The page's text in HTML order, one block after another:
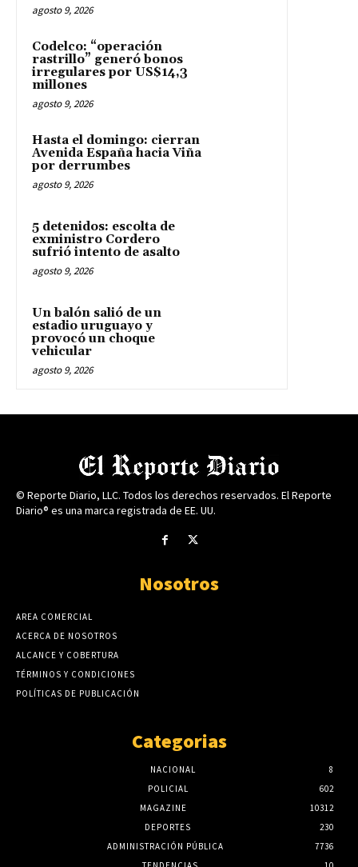
agosto 9, 2026
Codelco: “operación
rastrillo” generó bonos
irregulares por US$14,3
millones
agosto 9, 2026
Hasta el domingo: cierran
Avenida España hacia Viña
por derrumbes
agosto 9, 2026
5 detenidos: escolta de
exministro Cordero
sufrió intento de asalto
agosto 9, 2026
Un balón salió de un
estadio uruguayo y
provocó un choque
vehicular
agosto 9, 2026
© Reporte Diario, LLC. Todos los derechos reservados. El Reporte
Diario® es una marca registrada de EE. UU.
Nosotros
AREA COMERCIAL
ACERCA DE NOSOTROS
ALCANCE Y COBERTURA
TÉRMINOS Y CONDICIONES
POLÍTICAS DE PUBLICACIÓN
Categorias
NACIONAL
8
POLICIAL
602
MAGAZINE
10312
DEPORTES
230
ADMINISTRACIÓN PÚBLICA
7736